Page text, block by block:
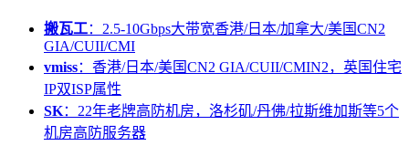
搬瓦工：2.5-10Gbps大带宽香港/日本/加拿大/美国CN2
GIA/CUII/CMI
vmiss：香港/日本/美国CN2 GIA/CUII/CMIN2，英国住宅
IP双ISP属性
SK：22年老牌高防机房，洛杉矶/丹佛/拉斯维加斯等5个
机房高防服务器